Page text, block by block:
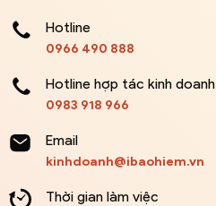
Hotline
0966 490 888
Hotline hợp tác kinh doanh
0983 918 966
Email
kinhdoanh@ibaohiem.vn
Thời gian làm việc